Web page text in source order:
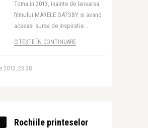
Toma in 2013, inainte de lansarea
filmului MARELE GATSBY si avand
aceeasi sursa de inspiratie ..
CITEȘTE ÎN CONTINUARE
2013, 23:38
Rochiile printeselor